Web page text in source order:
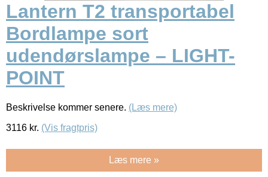
Lantern T2 transportabel
Bordlampe sort
udendørslampe – LIGHT-
POINT
Beskrivelse kommer senere. (Læs mere)
3116 kr. (Vis fragtpris)
Læs mere »